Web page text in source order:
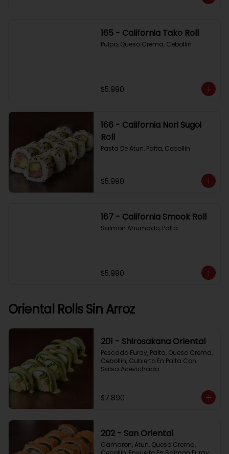
165 - California Tako Roll
Pulpo, Queso Crema, Cebollin
$5.990
166 - California Nori Sugoi
Roll
Pasta De Atun, Palta, Cebollin
$5.990
167 - California Smook Roll
Salmon Ahumado, Palta
$5.990
Oriental Rolls Sin Arroz
201 - Shirosakana Oriental
Pescado Furay, Palta, Queso Crema,
Cebollin, Cubierto En Palta Con
Salsa Acevichada
$7.890
202 - San Oriental
Camaron, Atun, Queso Crema,